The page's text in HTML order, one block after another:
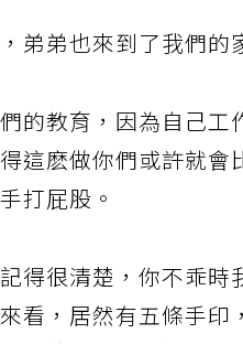
弟弟也來到了我們的
的教育，因為自己
這麽做你們或許就
打屁股。
得很清楚，你不乖
看，居然有五條手印